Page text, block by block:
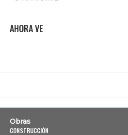
AHORA VE
Obras
CONSTRUCCIÓN